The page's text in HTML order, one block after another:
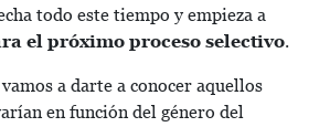
todo este tiempo y empieza a
el próximo proceso selectivo.
a darte a conocer aquellos
en función del género del